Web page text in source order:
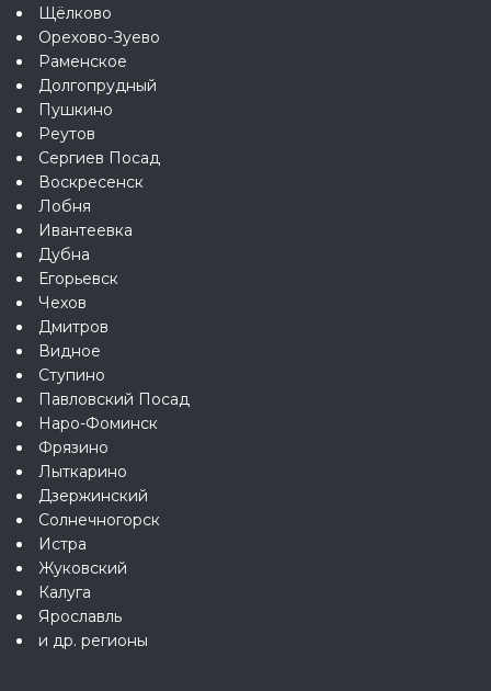
Щёлково
Орехово-Зуево
Раменское
Долгопрудный
Пушкино
Реутов
Сергиев Посад
Воскресенск
Лобня
Ивантеевка
Дубна
Егорьевск
Чехов
Дмитров
Видное
Ступино
Павловский Посад
Наро-Фоминск
Фрязино
Лыткарино
Дзержинский
Солнечногорск
Истра
Жуковский
Калуга
Ярославль
и др. регионы